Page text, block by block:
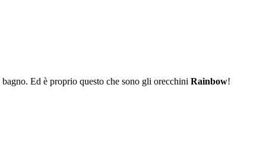
Ed è proprio questo che sono gli orecchini Rainbow!